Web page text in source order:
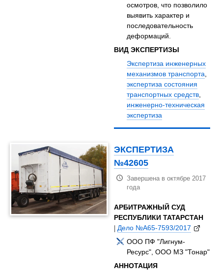
осмотров, что позволило
выявить характер и
последовательность
деформаций.
ВИД ЭКСПЕРТИЗЫ
Экспертиза инженерных
механизмов транспорта,
экспертиза состояния
транспортных средств,
инженерно-техническая
экспертиза
ЭКСПЕРТИЗА
№42605
Завершена в октябре 2017
года
АРБИТРАЖНЫЙ СУД
РЕСПУБЛИКИ ТАТАРСТАН
| Дело №А65-7593/2017
ООО ПФ "Лигнум-
Ресурс", ООО МЗ "Тонар"
АННОТАЦИЯ